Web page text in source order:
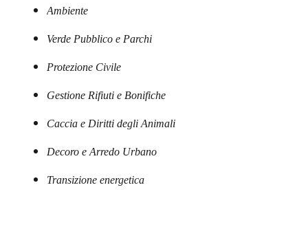
Ambiente
Verde Pubblico e Parchi
Protezione Civile
Gestione Rifiuti e Bonifiche
Caccia e Diritti degli Animali
Decoro e Arredo Urbano
Transizione energetica